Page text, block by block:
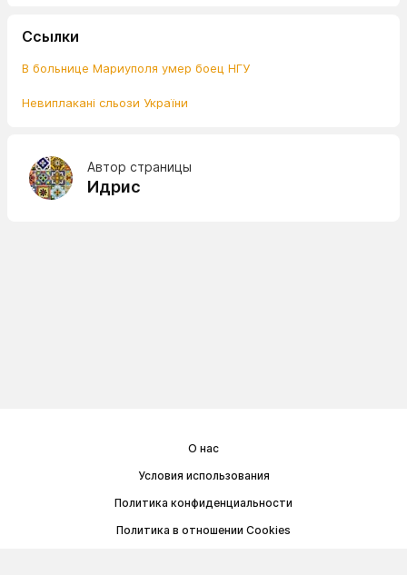
Ссылки
В больнице Мариуполя умер боец НГУ
Невиплакані сльози України
Автор страницы
Идрис
О нас
Условия использования
Политика конфиденциальности
Политика в отношении Cookies